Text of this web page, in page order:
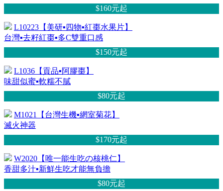
$160元起
L10223【美研▪四物▪紅棗水果片】
台灣▪去籽紅棗▪多C雙重口感
$150元起
L1036【貢品▪阿膠棗】
味甜似蜜▪軟糯不膩
$80元起
M1021【台灣生機▪網室菊花】
滅火神器
$170元起
W2020【唯一能生吃の核桃仁】
香甜多汁▪新鮮生吃才能無負擔
$80元起